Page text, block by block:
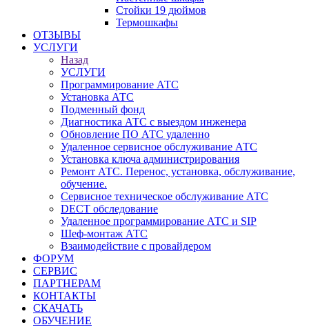
Стойки 19 дюймов
Термошкафы
ОТЗЫВЫ
УСЛУГИ
Назад
УСЛУГИ
Программирование АТС
Установка АТС
Подменный фонд
Диагностика АТС с выездом инженера
Обновление ПО АТС удаленно
Удаленное сервисное обслуживание АТС
Установка ключа администрирования
Ремонт АТС. Перенос, установка, обслуживание,
обучение.
Сервисное техническое обслуживание АТС
DECT обследование
Удаленное программирование АТС и SIP
Шеф-монтаж АТС
Взаимодействие с провайдером
ФОРУМ
СЕРВИС
ПАРТНЕРАМ
КОНТАКТЫ
СКАЧАТЬ
ОБУЧЕНИЕ